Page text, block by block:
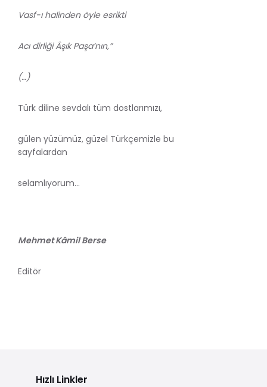
Vasf-ı halinden öyle esrikti
Acı dirliği Âşık Paşa’nın,”
(…)
Türk diline sevdalı tüm dostlarımızı,
gülen yüzümüz, güzel Türkçemizle bu
sayfalardan
selamlıyorum…
Mehmet Kâmil Berse
Editör
Hızlı Linkler